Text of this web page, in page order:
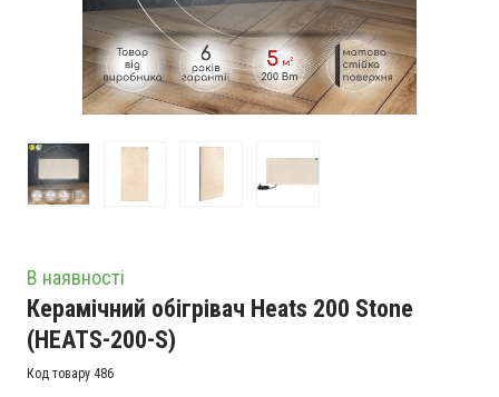
В наявності
Керамічний обігрівач Heats 200 Stone
(HEATS-200-S)
Код товару 486